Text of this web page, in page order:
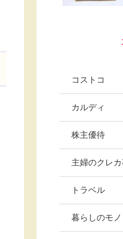
コストコ
カルディ
株主優待
主婦のクレ
トラベル
暮らしのモノ